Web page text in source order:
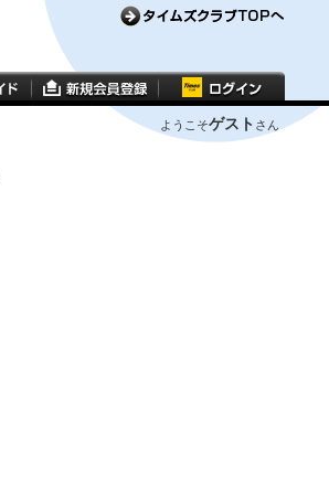
ようこそゲスト さん